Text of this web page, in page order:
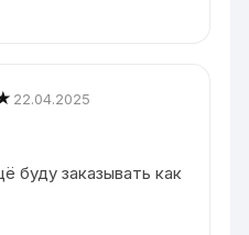
22.04.2025
буду заказывать как